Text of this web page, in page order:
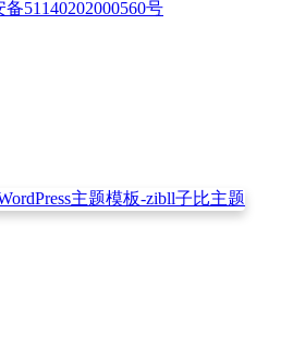
备51140202000560号